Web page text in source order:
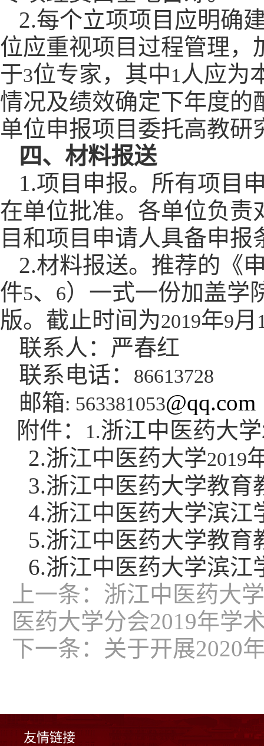
2.每个立项项目应明确
位应重视项目过程管理，
于3位专家，其中1 人应为
情况及绩效确定下年度的
单位申报项目委托高教研
四、材料报送
1.项目申报。所有项目
在单位批准。各单位负责
目和项目申请人具备申
2.材料报送。推荐的《
件5、 6）一式一份加盖学
版。截止时间为2019年9月
联系人：严春红
联系电话：
86613728
邮箱: 563381053@qq.com
附件：
1.浙江中医药大学
2.浙江中医药大学2019
3.浙江中医药大学教育
4.浙江中医药大学滨江
5.浙江中医药大学教育
6.浙江中医药大学滨江
上一条： 浙江中医药大
医药大学分会2019年学
下一条： 关于开展2020
友情链接